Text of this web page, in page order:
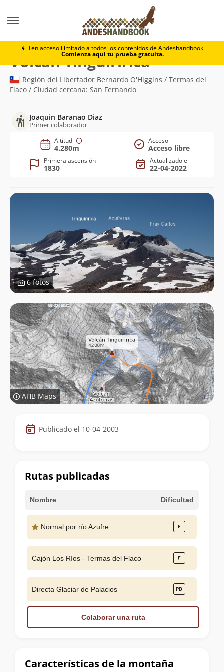
Ten acceso ilimitado a todos los contenidos de Andeshandbook.
Comienza aquí tu prueba gratuita.
Volcán Tinguiririca
Volcán Tinguiririca(4.280m)
Región del Libertador Bernardo O'Higgins / Termas del
Flaco / Ciudad cercana: San Fernando
Joaquin Baranao Diaz
Primer colaborador
Altitud
4.280m
Acceso
Acceso libre
Primera ascensión
1830
Actualizado el
22-04-2022
6 fotos
AHB Maps
Datos
de
cumbre
Publicado el 10-04-2003
Características de la montaña
Rutas publicadas
Nombre Dificultad
Normal por río Azufre
Cajón Los Ríos - Termas del Flaco
Directa Glaciar de Palacios
Colaborar una ruta